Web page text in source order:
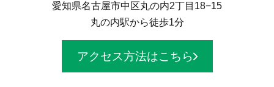
愛知県名古屋市中区丸の内2丁目18−15
丸の内駅から徒歩1分
アクセス方法はこちら